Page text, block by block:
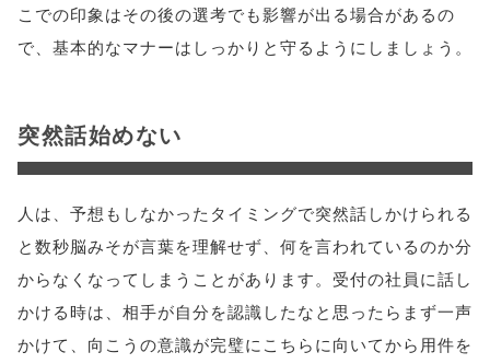
こでの印象はその後の選考でも影響が出る場合があるの
で、基本的なマナーはしっかりと守るようにしましょう。
突然話始めない
人は、予想もしなかったタイミングで突然話しかけられる
と数秒脳みそが言葉を理解せず、何を言われているのか分
からなくなってしまうことがあります。受付の社員に話し
かける時は、相手が自分を認識したなと思ったらまず一声
かけて、向こうの意識が完璧にこちらに向いてから用件を